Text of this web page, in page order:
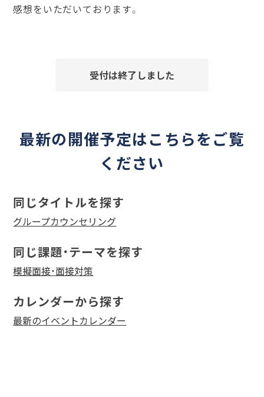
感想をいただいております。
受付は終了しました
最新の開催予定はこちらをご覧
ください
同じタイトルを探す
グループカウンセリング
同じ課題・テーマを探す
模擬面接・面接対策
カレンダーから探す
最新のイベントカレンダー